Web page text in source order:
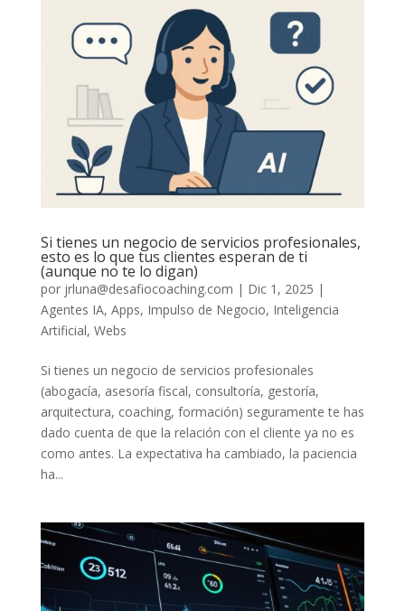
Si tienes un negocio de servicios profesionales,
esto es lo que tus clientes esperan de ti
(aunque no te lo digan)
por jrluna@desafiocoaching.com | Dic 1, 2025 |
Agentes IA, Apps, Impulso de Negocio, Inteligencia
Artificial, Webs
Si tienes un negocio de servicios profesionales
(abogacía, asesoría fiscal, consultoría, gestoría,
arquitectura, coaching, formación) seguramente te has
dado cuenta de que la relación con el cliente ya no es
como antes. La expectativa ha cambiado, la paciencia
ha...